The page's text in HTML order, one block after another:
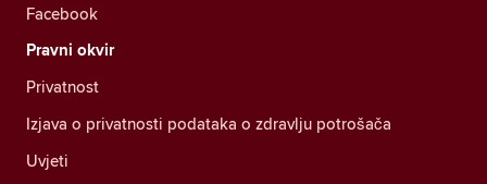
Facebook
Pravni okvir
Privatnost
Izjava o privatnosti podataka o zdravlju potrošača
Uvjeti